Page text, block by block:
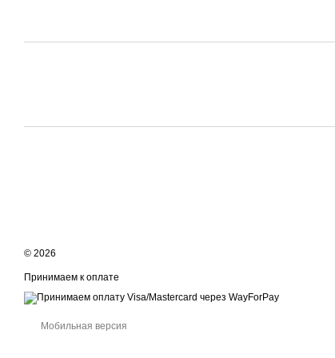
© 2026
Принимаем к оплате
Мобильная версия